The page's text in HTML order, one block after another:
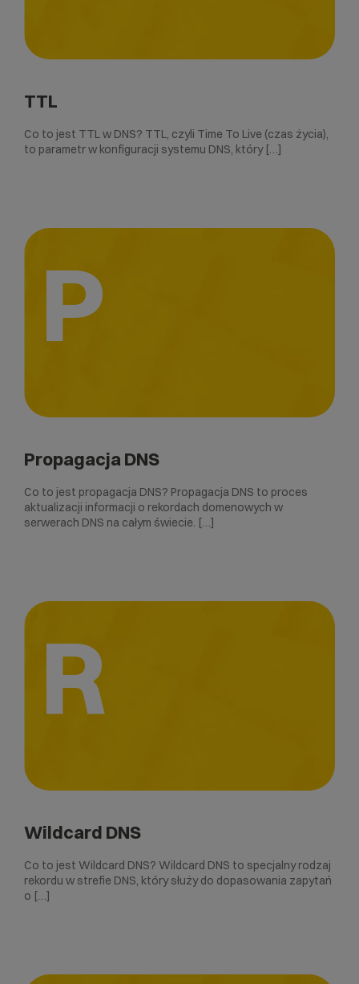
TTL
Co to jest TTL w DNS? TTL, czyli Time To Live (czas życia),
to parametr w konfiguracji systemu DNS, który […]
P
Propagacja DNS
Co to jest propagacja DNS? Propagacja DNS to proces
aktualizacji informacji o rekordach domenowych w
serwerach DNS na całym świecie. […]
R
Wildcard DNS
Co to jest Wildcard DNS? Wildcard DNS to specjalny rodzaj
rekordu w strefie DNS, który służy do dopasowania zapytań
o […]